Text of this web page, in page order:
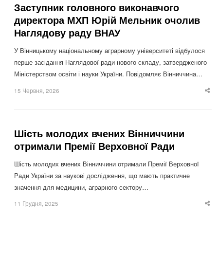
Заступник головного виконавчого
директора МХП Юрій Мельник очолив
Наглядову раду ВНАУ
У Вінницькому національному аграрному університеті відбулося
перше засідання Наглядової ради нового складу, затвердженого
Міністерством освіти і науки України. Повідомляє Вінниччина…
15 Червня, 2026
Шість молодих вчених Вінниччини
отримали Премії Верховної Ради
Шість молодих вчених Вінниччини отримали Премії Верховної
Ради України за наукові дослідження, що мають практичне
значення для медицини, аграрного сектору…
11 Грудня, 2025